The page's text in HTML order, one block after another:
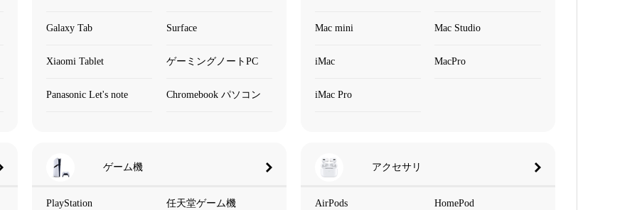
Galaxy Tab Surface
Xiaomi Tablet ゲーミングノートPC
Panasonic Let's note Chromebook パソコン
Mac mini Mac Studio
iMac MacPro
iMac Pro
ゲーム機
PlayStation 任天堂ゲーム機
アクセサリ
AirPods HomePod